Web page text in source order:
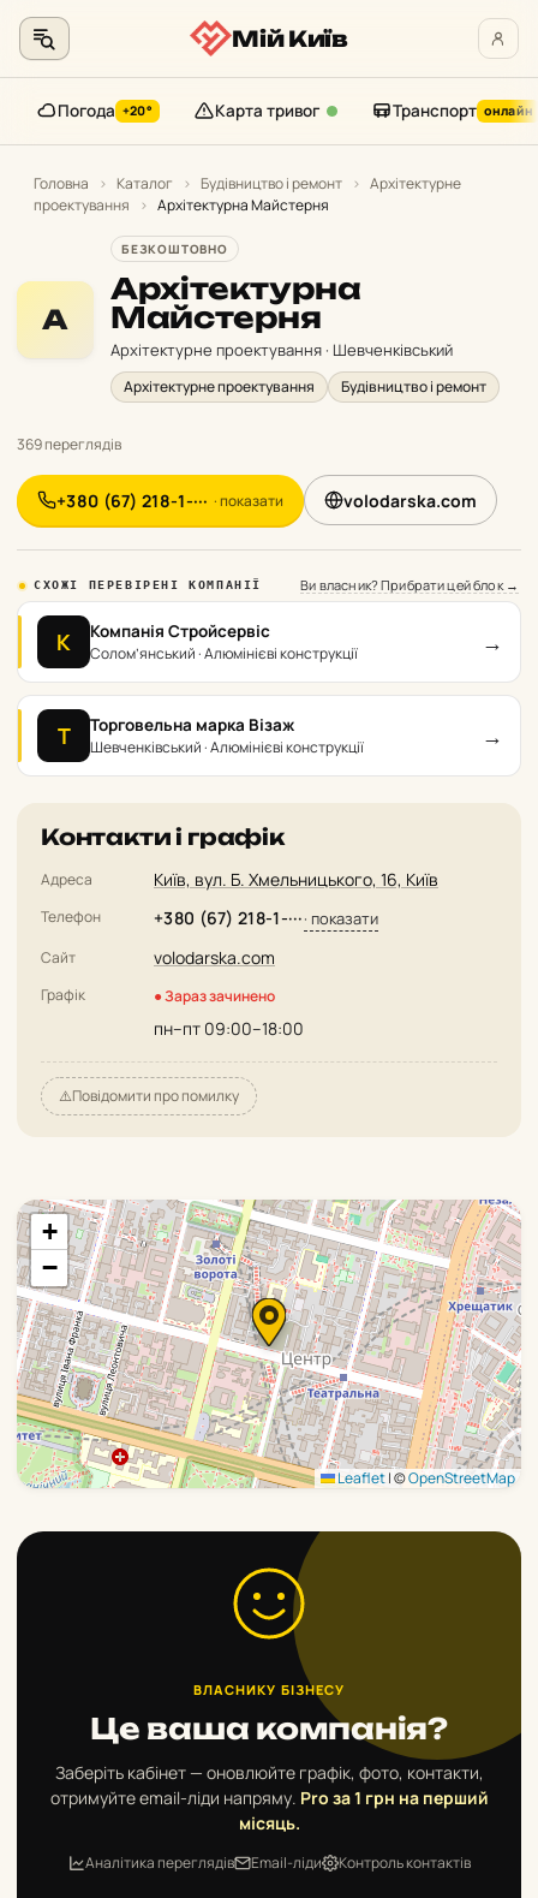
контенту
Мій Київ
Погода +20° Карта тривог Транспорт онлайн
Головна › Каталог › Будівництво і ремонт › Архітектурне
проектування
› Архітектурна Майстерня
А
БЕЗКОШТОВНО
Архітектурна
Майстерня
Архітектурне проектування · Шевченківський
Архітектурне проектування Будівництво і ремонт
369 переглядів
+380 (67) 218-1-··· · показати volodarska.com
СХОЖІ ПЕРЕВІРЕНІ КОМПАНІЇ Ви власник? Прибрати цей блок →
К Компанія Стройсервіс
Солом’янський · Алюмінієві конструкції →
Т Торговельна марка Візаж
Шевченківський · Алюмінієві конструкції →
Контакти і графік
Адреса Київ, вул. Б. Хмельницького, 16, Київ
Телефон +380 (67) 218-1-···· показати
Сайт volodarska.com
Графік ● Зараз зачинено
пн–пт 09:00–18:00
⚠️Повідомити про помилку
+
−
Leaflet|©OpenStreetMap
ВЛАСНИКУ БІЗНЕСУ
Це ваша компанія?
Заберіть кабінет — оновлюйте графік, фото, контакти,
отримуйте email-ліди напряму. Pro за 1 грн на перший
місяць.
Аналітика переглядів Email-ліди Контроль контактів